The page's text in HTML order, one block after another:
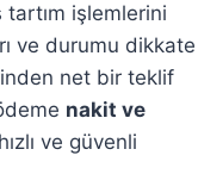
işlemlerini
ve durumu dikkate
net bir teklif
nakit ve
ve güvenli